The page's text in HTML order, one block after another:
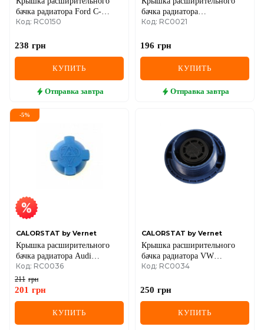
бачка радиатора Ford C-
Max/Focus/Mondeo/Transit
Код: RC0150
238 грн
КУПИТЬ
Отправка завтра
бачка радиатора
Berlingo/C3/C4/C5/Jumpy/Xsara/
1.1-3.0 HDi
Код: RC0021
196 грн
КУПИТЬ
Отправка завтра
-5%
CALORSTAT by Vernet
Крышка расширительного
бачка радиатора Audi
100/80/A6/VW Golf/LT/Polo
0.9-6.0 85-10
Код: RC0036
211 грн
201 грн
КУПИТЬ
CALORSTAT by Vernet
Крышка расширительного
бачка радиатора VW
Golf/Passat/Polo/Transparter
Код: RC0034
250 грн
КУПИТЬ